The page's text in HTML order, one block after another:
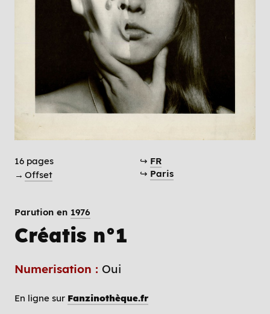
16 pages
→ Offset
↪ FR
↪ Paris
Parution en 1976
Créatis n°1
Numerisation : Oui
En ligne sur Fanzinothèque.fr